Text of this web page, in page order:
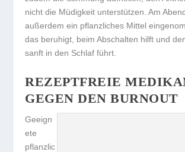
nicht die Müdigkeit unterstützen. Am
außerdem ein pflanzliches Mittel
das beruhigt, beim Abschalten hilft und
sanft in den Schlaf führt.
REZEPTFREIE
GEGEN DEN BURNOUT
Geeign
ete
pflanzlic